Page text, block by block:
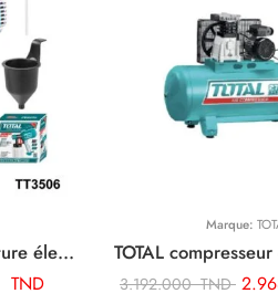
TOTAL pistolet de peinture électrique 450w TT3506
TND
Marque:
3.192.000TND